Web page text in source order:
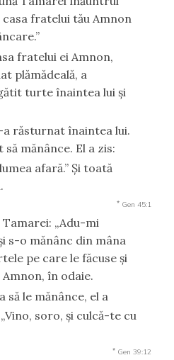
fratelui tău Amnon
fratelui ei Amnon,
plămădeală, a
turte înaintea lui şi
răsturnat înaintea lui.
mănânce. El a zis:
afară.” Şi toată
* Gen 45:1
„Adu-mi
s-o mănânc din mâna
pe care le făcuse şi
în odaie.
să le mănânce, el a
soro, şi culcă-te cu
* Gen 39:12